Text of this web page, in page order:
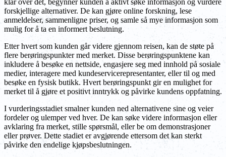
klar over det, begynner kunden å aktivt søke informasjon og vurdere
forskjellige alternativer. De kan gjøre online forskning, lese
anmeldelser, sammenligne priser, og samle så mye informasjon som
mulig for å ta en informert beslutning.
Etter hvert som kunden går videre gjennom reisen, kan de støte på
flere berøringspunkter med merket. Disse berøringspunktene kan
inkludere å besøke en nettside, engasjere seg med innhold på sosiale
medier, interagere med kundeservicerepresentanter, eller til og med
besøke en fysisk butikk. Hvert berøringspunkt gir en mulighet for
merket til å gjøre et positivt inntrykk og påvirke kundens oppfatning.
I vurderingsstadiet smalner kunden ned alternativene sine og veier
fordeler og ulemper ved hver. De kan søke videre informasjon eller
avklaring fra merket, stille spørsmål, eller be om demonstrasjoner
eller prøver. Dette stadiet er avgjørende ettersom det kan sterkt
påvirke den endelige kjøpsbeslutningen.